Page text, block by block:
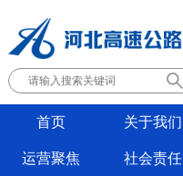
首页 关于我们
运营聚焦 社会责任